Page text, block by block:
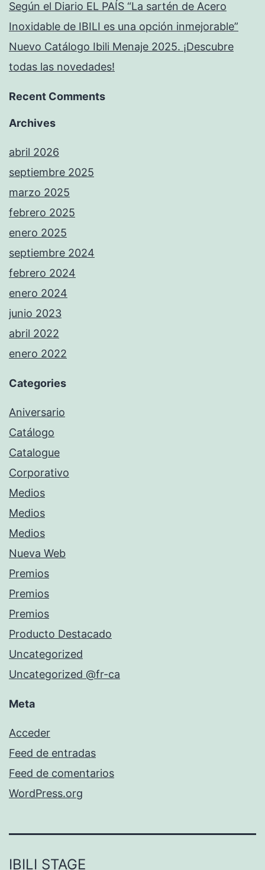
Según el Diario EL PAÍS “La sartén de Acero
Inoxidable de IBILI es una opción inmejorable”
Nuevo Catálogo Ibili Menaje 2025. ¡Descubre
todas las novedades!
Recent Comments
Archives
abril 2026
septiembre 2025
marzo 2025
febrero 2025
enero 2025
septiembre 2024
febrero 2024
enero 2024
junio 2023
abril 2022
enero 2022
Categories
Aniversario
Catálogo
Catalogue
Corporativo
Medios
Medios
Medios
Nueva Web
Premios
Premios
Premios
Producto Destacado
Uncategorized
Uncategorized @fr-ca
Meta
Acceder
Feed de entradas
Feed de comentarios
WordPress.org
IBILI STAGE